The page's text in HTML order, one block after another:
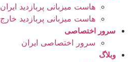
هاست میزبانی پربازدید ایران
هاست میزبانی پربازدید خارج
سرور اختصاصی
سرور اختصاصی ایران
وبلاگ